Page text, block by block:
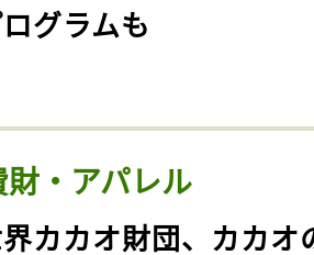
グラムも
・アパレル
界カカオ財団、カカオ